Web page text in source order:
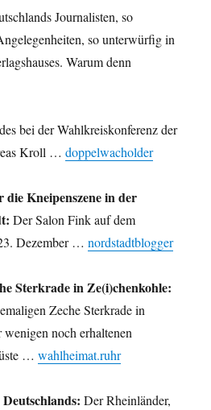
Journalisten, so
so unterwürfig in
Warum denn
bei der Wahlkreiskonferenz der
Kroll …doppelwacholder
Kneipenszene in der
Der Salon Fink auf dem
Dezember …nordstadtblogger
Sterkrade in Ze(i)chenkohle:
Zeche Sterkrade in
wenigen noch erhaltenen
…wahlheimat.ruhr
Der Rheinländer,